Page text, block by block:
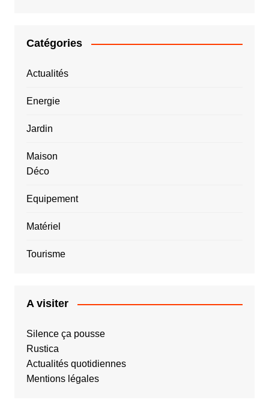
Catégories
Actualités
Energie
Jardin
Maison
Déco
Equipement
Matériel
Tourisme
A visiter
Silence ça pousse
Rustica
Actualités quotidiennes
Mentions légales